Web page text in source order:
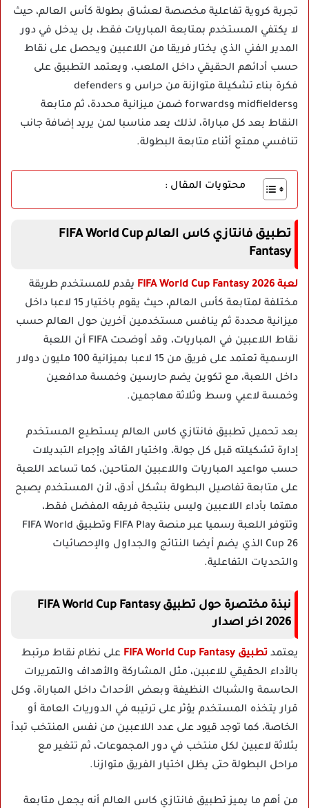
تجربة كروية تفاعلية مخصصة لعشاق بطولة كأس العالم، حيث
لا يكتفي المستخدم بمتابعة المباريات فقط، بل يدخل في دور
المدير الفني الذي يختار فريقا من اللاعبين ويحصل على نقاط
حسب أدائهم الحقيقي داخل الملعب، ويعتمد التطبيق على
فكرة بناء تشكيلة متوازنة من حراس و defenders
وmidfielders وforwards ضمن ميزانية محددة، ثم متابعة
النقاط بعد كل مباراة، لذلك يعد مناسبا لمن يريد إضافة جانب
تنافسي ممتع أثناء متابعة البطولة.
محتويات المقال :
تطبيق فانتازي كاس العالم FIFA World Cup
Fantasy
لعبة FIFA World Cup Fantasy 2026
يقدم للمستخدم طريقة
مختلفة لمتابعة كأس العالم، حيث يقوم باختيار 15 لاعبا داخل
ميزانية محددة ثم ينافس مستخدمين آخرين حول العالم حسب
نقاط اللاعبين في المباريات، وقد أوضحت FIFA أن اللعبة
الرسمية تعتمد على فريق من 15 لاعبا بميزانية 100 مليون دولار
داخل اللعبة، مع تكوين يضم حارسين وخمسة مدافعين
وخمسة لاعبي وسط وثلاثة مهاجمين.
بعد تحميل تطبيق فانتازي كاس العالم يستطيع المستخدم
إدارة تشكيلته قبل كل جولة، واختيار القائد وإجراء التبديلات
حسب مواعيد المباريات واللاعبين المتاحين، كما تساعد اللعبة
على متابعة تفاصيل البطولة بشكل أدق، لأن المستخدم يصبح
مهتما بأداء اللاعبين وليس بنتيجة فريقه المفضل فقط،
وتتوفر اللعبة رسميا عبر منصة FIFA Play وتطبيق FIFA World
Cup 26 الذي يضم أيضا النتائج والجداول والإحصائيات
والتحديات التفاعلية.
نبذة مختصرة حول تطبيق FIFA World Cup Fantasy
2026 اخر اصدار
يعتمد تطبيق FIFA World Cup Fantasy
على نظام نقاط مرتبط
بالأداء الحقيقي للاعبين، مثل المشاركة والأهداف والتمريرات
الحاسمة والشباك النظيفة وبعض الأحداث داخل المباراة، وكل
قرار يتخذه المستخدم يؤثر على ترتيبه في الدوريات العامة أو
الخاصة، كما توجد قيود على عدد اللاعبين من نفس المنتخب تبدأ
بثلاثة لاعبين لكل منتخب في دور المجموعات، ثم تتغير مع
مراحل البطولة حتى يظل اختيار الفريق متوازنا.
من أهم ما يميز تطبيق فانتازي كاس العالم أنه يجعل متابعة